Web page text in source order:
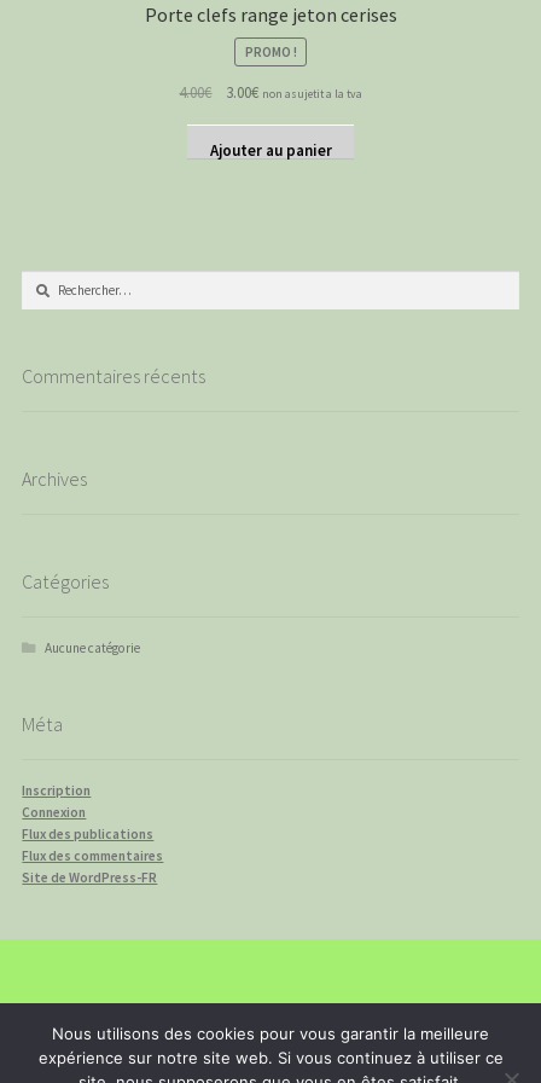
Porte clefs range jeton cerises
PROMO !
4.00€
Le
initial
3.00€Le
actuel
non asujetit a la tva
Ajouter au panier
Commentaires récents
Archives
Catégories
Aucune catégorie
Méta
Inscription
Connexion
Flux des publications
Flux des commentaires
Site de WordPress-FR
Built with WooCommerce.
Nous utilisons des cookies pour vous garantir la meilleure
expérience sur notre site web. Si vous continuez à utiliser ce